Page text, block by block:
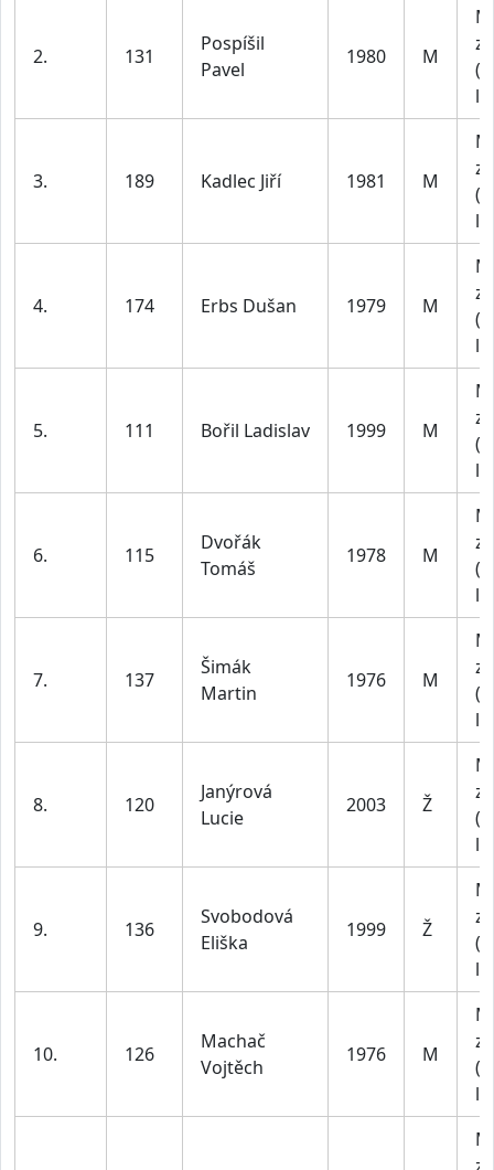
2. 131
Pospíšil
Pavel
1980 M
3. 189 Kadlec Jiří 1981 M
4. 174 Erbs Dušan 1979 M
5. 111 Bořil Ladislav 1999 M
6. 115
Dvořák
Tomáš
1978 M
7. 137
Šimák
Martin
1976 M
8. 120
Janýrová
Lucie
2003 Ž
9. 136
Svobodová
Eliška
1999 Ž
10. 126
Machač
Vojtěch
1976 M